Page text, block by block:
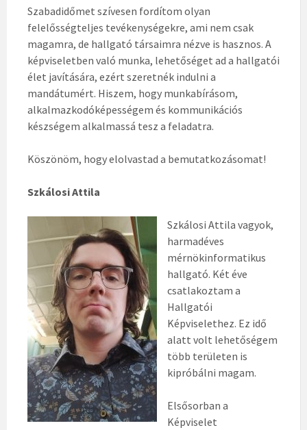
Szabadidőmet szívesen fordítom olyan
felelősségteljes tevékenységekre, ami nem csak
magamra, de hallgató társaimra nézve is hasznos. A
képviseletben való munka, lehetőséget ad a hallgatói
élet javítására, ezért szeretnék indulni a
mandátumért. Hiszem, hogy munkabírásom,
alkalmazkodóképességem és kommunikációs
készségem alkalmassá tesz a feladatra.
Köszönöm, hogy elolvastad a bemutatkozásomat!
Szkálosi Attila
Szkálosi Attila vagyok,
harmadéves
mérnökinformatikus
hallgató. Két éve
csatlakoztam a
Hallgatói
Képviselethez. Ez idő
alatt volt lehetőségem
több területen is
kipróbálni magam.
Elsősorban a
Képviselet